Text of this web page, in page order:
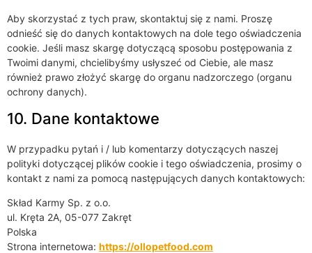
Aby skorzystać z tych praw, skontaktuj się z nami. Proszę
odnieść się do danych kontaktowych na dole tego oświadczenia
cookie. Jeśli masz skargę dotyczącą sposobu postępowania z
Twoimi danymi, chcielibyśmy usłyszeć od Ciebie, ale masz
również prawo złożyć skargę do organu nadzorczego (organu
ochrony danych).
10. Dane kontaktowe
W przypadku pytań i / lub komentarzy dotyczących naszej
polityki dotyczącej plików cookie i tego oświadczenia, prosimy o
kontakt z nami za pomocą następujących danych kontaktowych:
Skład Karmy Sp. z o.o.
ul. Kręta 2A, 05-077 Zakręt
Polska
Strona internetowa: https://ollopetfood.com